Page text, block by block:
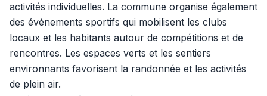
activités individuelles. La commune organise également
des événements sportifs qui mobilisent les clubs
locaux et les habitants autour de compétitions et de
rencontres. Les espaces verts et les sentiers
environnants favorisent la randonnée et les activités
de plein air.